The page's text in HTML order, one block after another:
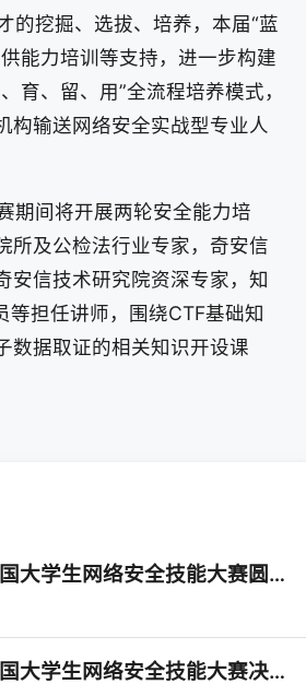
挖掘、选拔、培养，本届“蓝
能力培训等支持，进一步构建
育、留、用”全流程培养模式，
构输送网络安全实战型专业人
期间将开展两轮安全能力培
所及公检法行业专家，奇安信
安信技术研究院资深专家，知
等担任讲师，围绕CTF基础知
数据取证的相关知识开设课
第七届“蓝帽杯”全国大学生网络安全技能大赛圆满落幕
第七届“蓝帽杯”全国大学生网络安全技能大赛决赛将于10月29日鸣锣开赛